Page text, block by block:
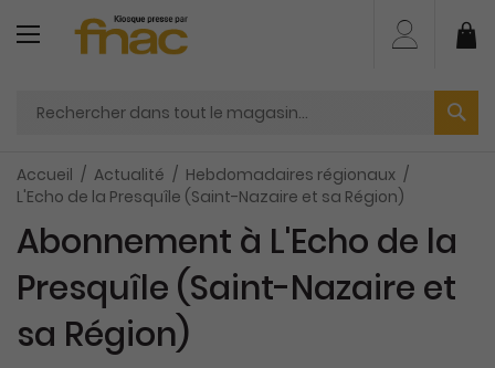
contenu
Accueil Actualité
Hebdomadaires régionaux
L'Echo de la Presquîle (Saint-Nazaire et sa Région)
Abonnement à L'Echo de la
Presquîle (Saint-Nazaire et
sa Région)